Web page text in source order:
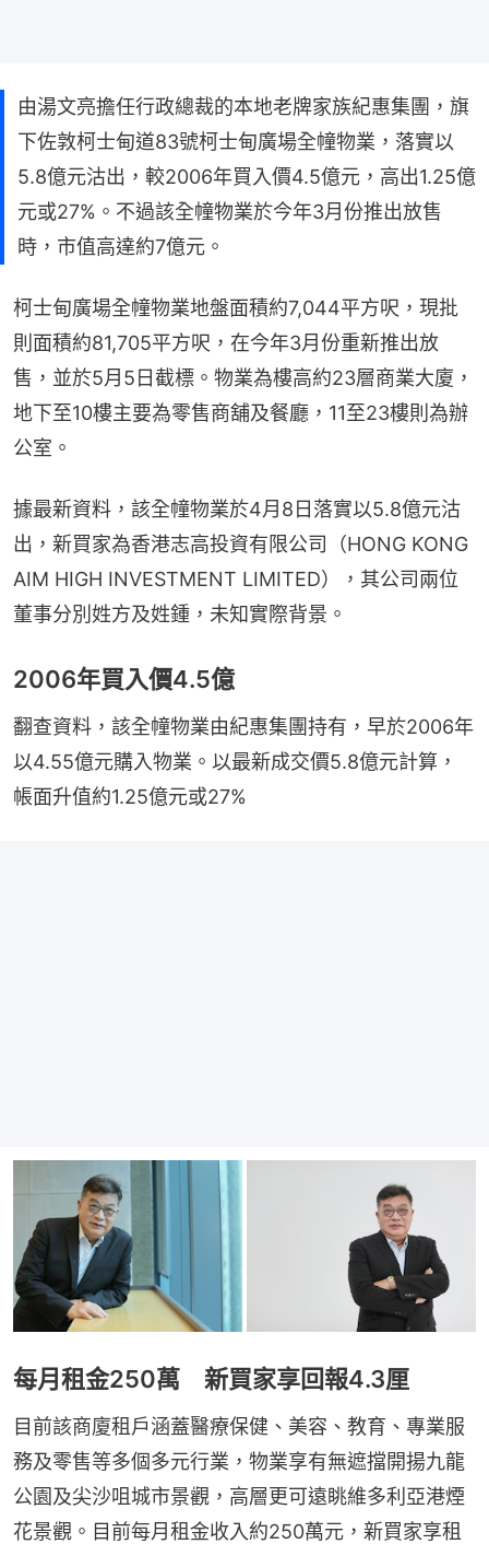
由湯文亮擔任行政總裁的本地老牌家族紀惠集團，旗
下佐敦柯士甸道83號柯士甸廣場全幢物業，落實以
5.8億元沽出，較2006年買入價4.5億元，高出1.25億
元或27%。不過該全幢物業於今年3月份推出放售
時，市值高達約7億元。
柯士甸廣場全幢物業地盤面積約7,044平方呎，現批
則面積約81,705平方呎，在今年3月份重新推出放
售，並於5月5日截標。物業為樓高約23層商業大廈，
地下至10樓主要為零售商舖及餐廳，11至23樓則為辦
公室。
據最新資料，該全幢物業於4月8日落實以5.8億元沽
出，新買家為香港志高投資有限公司（HONG KONG
AIM HIGH INVESTMENT LIMITED），其公司兩位
董事分別姓方及姓鍾，未知實際背景。
2006年買入價4.5億
翻查資料，該全幢物業由紀惠集團持有，早於2006年
以4.55億元購入物業。以最新成交價5.8億元計算，
帳面升值約1.25億元或27%
每月租金250萬 新買家享回報4.3厘
目前該商廈租戶涵蓋醫療保健、美容、教育、專業服
務及零售等多個多元行業，物業享有無遮擋開揚九龍
公園及尖沙咀城市景觀，高層更可遠眺維多利亞港煙
花景觀。目前每月租金收入約250萬元，新買家享租